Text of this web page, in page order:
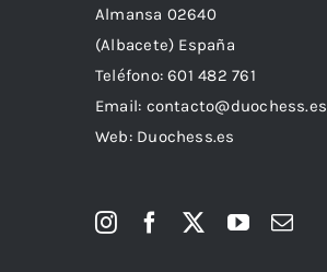
Almansa 02640
(Albacete) España
Teléfono:601 482 761
Email: contacto@duochess.es
Web: Duochess.es